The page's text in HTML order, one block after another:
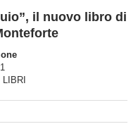
il nuovo libro di
LIBRI